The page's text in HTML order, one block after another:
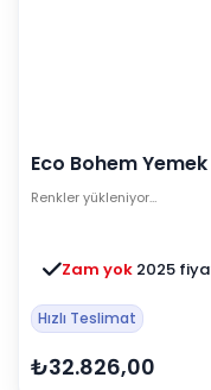
Eco Bohem
Renkler yükleniyor…
Zam yok 2025
Hızlı Teslimat
₺32.826,00